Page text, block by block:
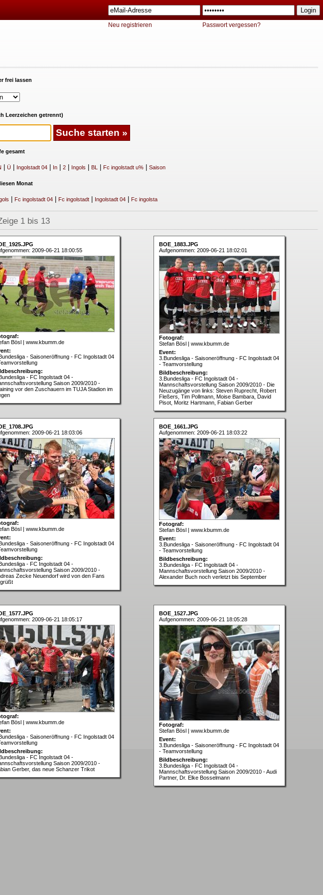
Neu registrieren Passwort vergessen?
frei lassen
Leerzeichen getrennt)
gesamt
Ü Ingolstadt 04| In| 2| Ingols BL | Fc ingolstadt u%| Saison
Monat
Fc ingolstadt 04| Fc ingolstadt| Ingolstadt 04| Fc ingolsta
1 bis 13
2009-06-21 18:00:55
Bösl | www.kbumm.de
- Saisoneröffnung - FC Ingolstadt 04
- FC Ingolstadt 04 -
Saison 2009/2010 -
vor den Zuschauern im TUJA Stadion im
BOE_1883.JPG
Aufgenommen: 2009-06-21 18:02:01
Fotograf:
Stefan Bösl | www.kbumm.de
Event:
3.Bundesliga - Saisoneröffnung - FC Ingolstadt 04
- Teamvorstellung
Bildbeschreibung:
3.Bundesliga - FC Ingolstadt 04 -
Mannschaftsvorstellung Saison 2009/2010 - Die
Neuzugänge von links: Steven Ruprecht, Robert
Fleßers, Tim Pollmann, Moise Bambara, David
Pisot, Moritz Hartmann, Fabian Gerber
2009-06-21 18:03:06
Bösl | www.kbumm.de
- Saisoneröffnung - FC Ingolstadt 04
- FC Ingolstadt 04 -
Saison 2009/2010 -
Zecke Neuendorf wird von den Fans
BOE_1661.JPG
Aufgenommen: 2009-06-21 18:03:22
Fotograf:
Stefan Bösl | www.kbumm.de
Event:
3.Bundesliga - Saisoneröffnung - FC Ingolstadt 04
- Teamvorstellung
Bildbeschreibung:
3.Bundesliga - FC Ingolstadt 04 -
Mannschaftsvorstellung Saison 2009/2010 -
Alexander Buch noch verletzt bis September
2009-06-21 18:05:17
Bösl | www.kbumm.de
- Saisoneröffnung - FC Ingolstadt 04
- FC Ingolstadt 04 -
Saison 2009/2010 -
Gerber, das neue Schanzer Trikot
BOE_1527.JPG
Aufgenommen: 2009-06-21 18:05:28
Fotograf:
Stefan Bösl | www.kbumm.de
Event:
3.Bundesliga - Saisoneröffnung - FC Ingolstadt 04
- Teamvorstellung
Bildbeschreibung:
3.Bundesliga - FC Ingolstadt 04 -
Mannschaftsvorstellung Saison 2009/2010 - Audi
Partner, Dr. Elke Bosselmann